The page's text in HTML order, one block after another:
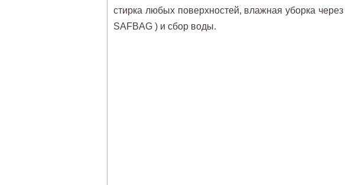
стирка любых поверхностей, влажная уборка
SAFBAG ) и сбор воды.